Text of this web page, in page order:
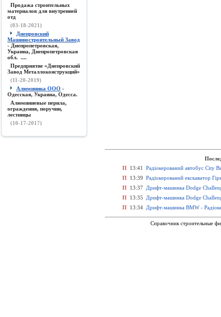
Продажа строительных
материалов для внутренней
отд
(03-18-2021)
Днепровский
Машиностроительный Завод
- Днепропетровская,
Украина, Днепропетровская
обл. ....
Предприятие «Днепровский
Завод Металлоконструкций»
(11-20-2019)
Алюминика ООО -
Одесская, Украина, Одесса.
Алюминиевые перила,
ограждения, поручни,
лестницы
(10-17-2017)
П 13:41
Радіокерований автобус City
П 13:39 Радіокерований екскаватор
П 13:37 Дрифт-машинка Dodge
П 13:35
Дрифт-машинка Dodge
П 13:34 Дрифт-машинка BMW -
Справочник строительные